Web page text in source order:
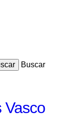
Buscar
Vasco